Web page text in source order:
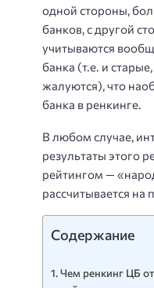
одной стороны,
банков, с другой
учитываются
банка (т.е. и
жалуются), что
банка в ренкинге.
В любом случае,
результаты этого
рейтингом —
рассчитывается на
Содержание
Чем ренкинг ЦБ